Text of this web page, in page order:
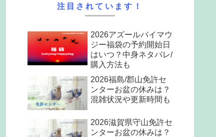
注目されています！
2026アズールバイマウ
ジー福袋の予約開始日
はいつ？中身ネタバレ/
購入方法も
2026福島/郡山免許セ
ンターお盆の休みは？
混雑状況や更新時間も
2026滋賀県守山免許セ
ンターお盆の休みは？